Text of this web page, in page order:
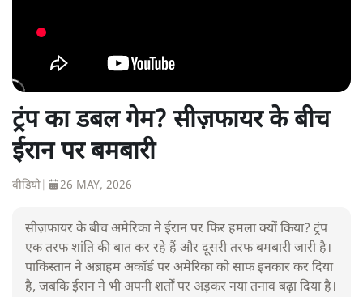
ट्रंप का डबल गेम? सीज़फायर के बीच
ईरान पर बमबारी
वीडियो 26 MAY, 2026
सीज़फायर के बीच अमेरिका ने ईरान पर फिर हमला क्यों किया? ट्रंप
एक तरफ शांति की बात कर रहे हैं और दूसरी तरफ बमबारी जारी है।
पाकिस्तान ने अब्राहम अकॉर्ड पर अमेरिका को साफ इनकार कर दिया
है, जबकि ईरान ने भी अपनी शर्तों पर अड़कर नया तनाव बढ़ा दिया है।